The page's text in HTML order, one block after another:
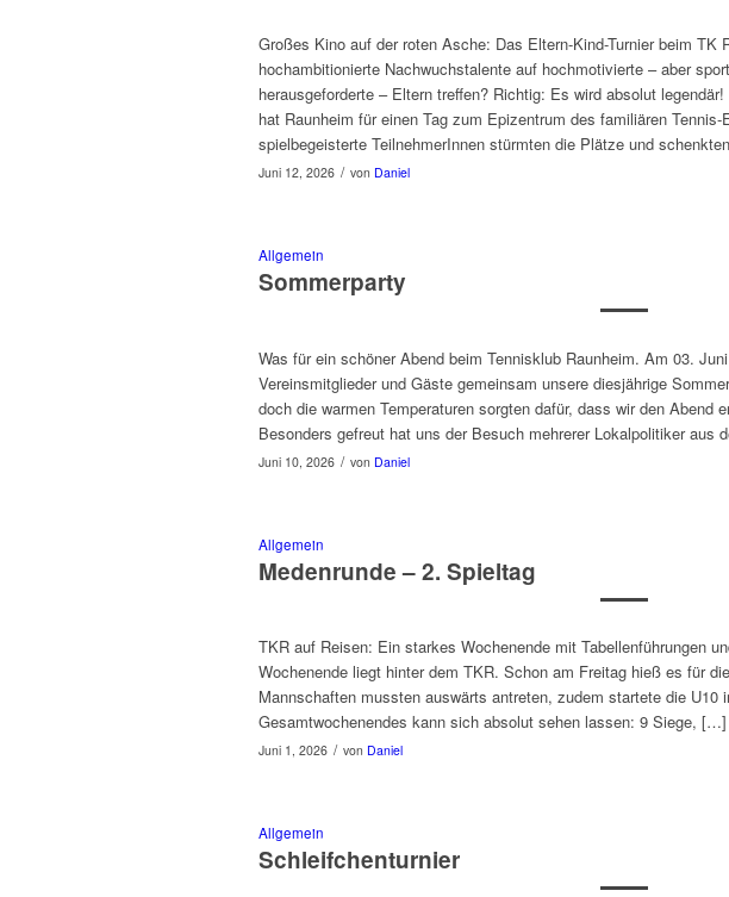
Großes Kino auf der roten Asche: Das Eltern-Kind-Turnier beim TK
hochambitionierte Nachwuchstalente auf hochmotivierte – aber
herausgeforderte – Eltern treffen? Richtig: Es wird absolut
hat Raunheim für einen Tag zum Epizentrum des familiären
spielbegeisterte TeilnehmerInnen stürmten die Plätze und
Juni 12, 2026 / von Daniel
Allgemein
Sommerparty
Was für ein schöner Abend beim Tennisklub Raunheim. Am 03.
Vereinsmitglieder und Gäste gemeinsam unsere diesjährige
doch die warmen Temperaturen sorgten dafür, dass wir den Abend
Besonders gefreut hat uns der Besuch mehrerer Lokalpolitiker
Juni 10, 2026 / von Daniel
Allgemein
Medenrunde – 2. Spieltag
TKR auf Reisen: Ein starkes Wochenende mit Tabellenführungen
Wochenende liegt hinter dem TKR. Schon am Freitag hieß es für
Mannschaften mussten auswärts antreten, zudem startete die U10
Gesamtwochenendes kann sich absolut sehen lassen: 9 Siege, […]
Juni 1, 2026 / von Daniel
Allgemein
Schleifchenturnier